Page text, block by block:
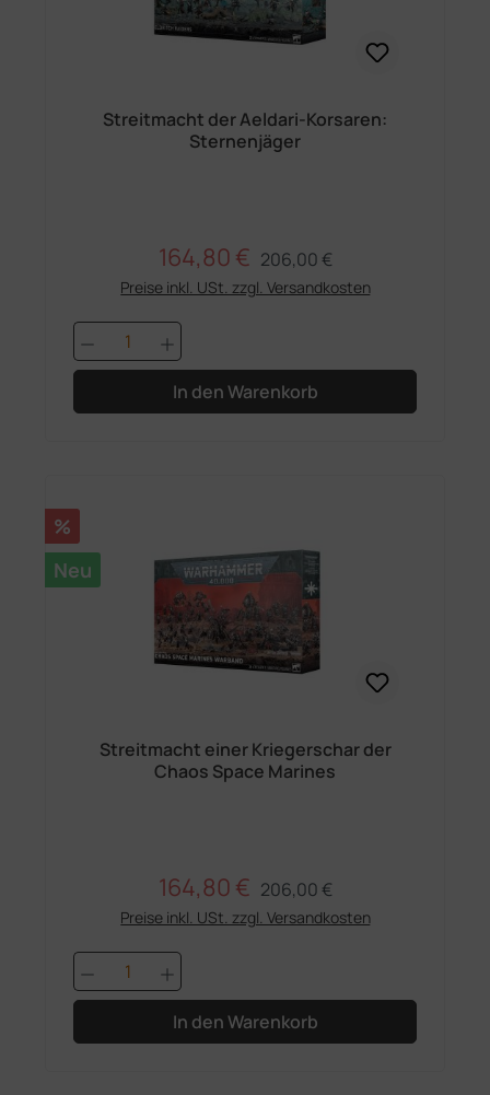
Streitmacht der Aeldari-Korsaren:
Sternenjäger
Verkaufspreis:
164,80 € Regulärer Preis:
206,00 €
Preise inkl. USt. zzgl. Versandkosten
Produkt Anzahl: Gib den
In den Warenkorb
Rabatt
%
Neu
Streitmacht einer Kriegerschar der
Chaos Space Marines
Verkaufspreis:
164,80 € Regulärer Preis:
206,00 €
Preise inkl. USt. zzgl. Versandkosten
Produkt Anzahl: Gib den
In den Warenkorb